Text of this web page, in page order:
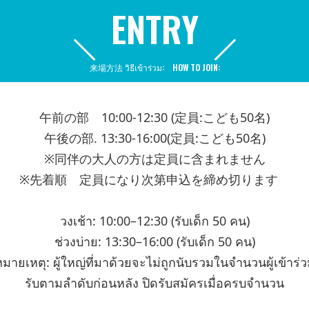
ENTRY
来場方法 วิธีเข้าร่วม: HOW TO JOIN:
午前の部 10:00-12:30 (定員:こども50名)
午後の部. 13:30-16:00(定員:こども50名)
※同伴の大人の方は定員に含まれません
※先着順 定員になり次第申込を締め切ります
วงเช้า: 10:00–12:30 (รับเด็ก 50 คน)
ช่วงบ่าย: 13:30–16:00 (รับเด็ก 50 คน)
ายเหตุ: ผู้ใหญ่ที่มาด้วยจะไม่ถูกนับรวมในจำนวนผู้เข้าร่
รับตามลำดับก่อนหลัง ปิดรับสมัครเมื่อครบจำนวน